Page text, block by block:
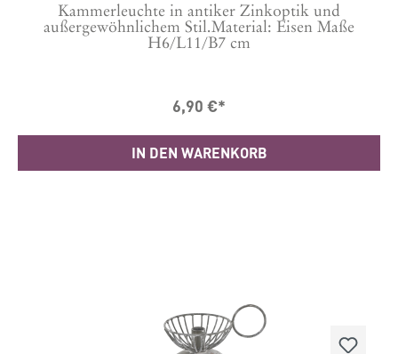
Kammerleuchte in antiker Zinkoptik und
außergewöhnlichem Stil.Material: Eisen Maße
H6/L11/B7 cm
6,90 €*
IN DEN WARENKORB